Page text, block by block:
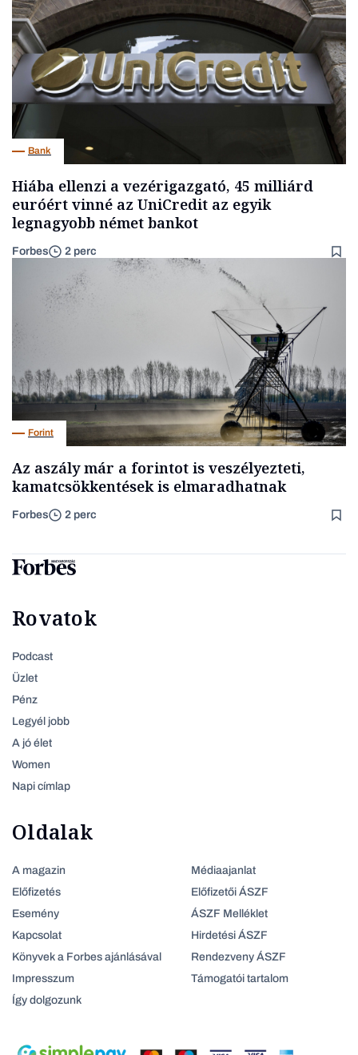
Bank
Hiába ellenzi a vezérigazgató, 45 milliárd
euróért vinné az UniCredit az egyik
legnagyobb német bankot
Forbes 2 perc
Forint
Az aszály már a forintot is veszélyezteti,
kamatcsökkentések is elmaradhatnak
Forbes 2 perc
Rovatok
Podcast
Üzlet
Pénz
Legyél jobb
A jó élet
Women
Napi címlap
Oldalak
A magazin
Előfizetés
Esemény
Kapcsolat
Könyvek a Forbes ajánlásával
Impresszum
Így dolgozunk
Médiaajanlat
Előfizetői ÁSZF
ÁSZF Melléklet
Hirdetési ÁSZF
Rendezveny ÁSZF
Támogatói tartalom